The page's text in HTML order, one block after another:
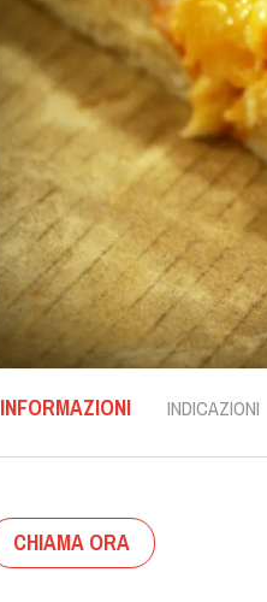
INFORMAZIONI INDICAZIONI
CHIAMA ORA